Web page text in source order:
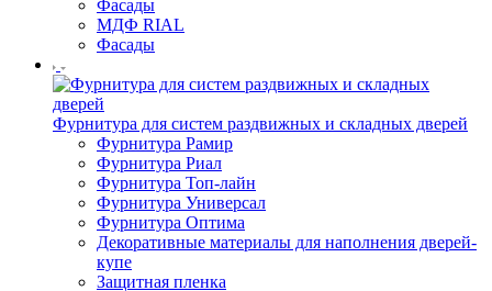
Фасады
МДФ RIAL
Фасады
Фурнитура для систем раздвижных и складных дверей
Фурнитура Рамир
Фурнитура Риал
Фурнитура Топ-лайн
Фурнитура Универсал
Фурнитура Оптима
Декоративные материалы для наполнения дверей-
купе
Защитная пленка